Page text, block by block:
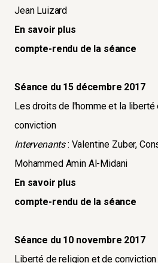
Jean Luizard
En savoir plus
compte-rendu de la séance
Séance du 15 décembre 2017
Les droits de l'homme et la liberté
conviction
Intervenants: Valentine Zuber,
Mohammed Amin Al-Midani
En savoir plus
compte-rendu de la séance
Séance du 10 novembre 2017
Liberté de religion et de